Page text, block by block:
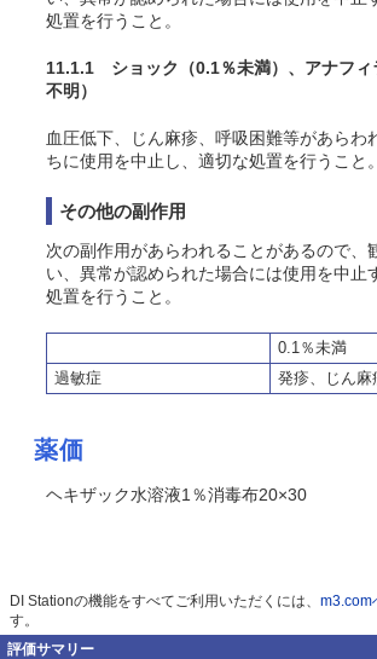
処置を行うこと。
11.1.1 ショック （0.1％未満） 、アナフ
不明）
血圧低下、じん麻疹、呼吸困難等があらわ
ちに使用を中止し、適切な処置を行うこと
その他の副作用
次の副作用があらわれることがあるので、
い、異常が認められた場合には使用を中止
処置を行うこと。
0.1％未満
過敏症
発疹、じん麻
薬価
ヘキザック水溶液1％消毒布20×30
DI Stationの機能をすべてご利用いただくには、 m3.com
す。
評価サマリー